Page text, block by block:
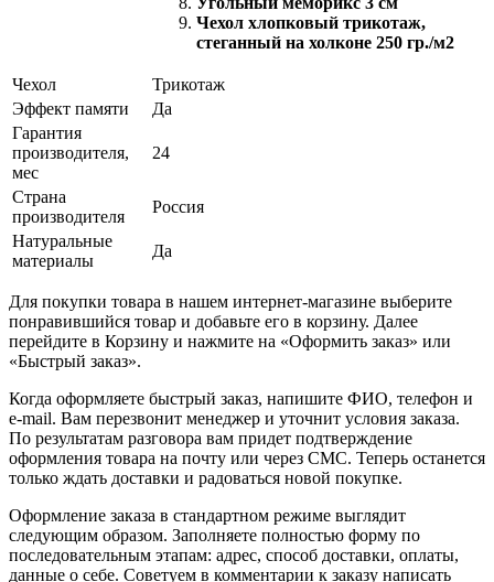
Чехол хлопковый трикотаж,
стеганный на холконе 250 гр./м2
Чехол
Трикотаж
Эффект памяти
Да
Гарантия
производителя,
мес
24
Страна
производителя
Россия
Натуральные
материалы
Да
Для покупки товара в нашем интернет-магазине выберите
понравившийся товар и добавьте его в корзину. Далее
перейдите в Корзину и нажмите на «Оформить заказ» или
«Быстрый заказ».
Когда оформляете быстрый заказ, напишите ФИО, телефон и
e-mail. Вам перезвонит менеджер и уточнит условия заказа.
По результатам разговора вам придет подтверждение
оформления товара на почту или через СМС. Теперь останется
только ждать доставки и радоваться новой покупке.
Оформление заказа в стандартном режиме выглядит
следующим образом. Заполняете полностью форму по
последовательным этапам: адрес, способ доставки, оплаты,
данные о себе. Советуем в комментарии к заказу написать